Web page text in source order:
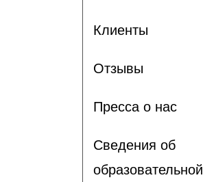
Клиенты
Отзывы
Пресса о нас
Сведения об
образовательной